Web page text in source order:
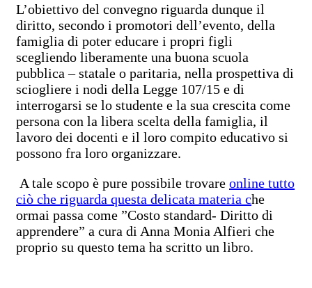
L’obiettivo del convegno riguarda dunque il
diritto, secondo i promotori dell’evento, della
famiglia di poter educare i propri figli
scegliendo liberamente una buona scuola
pubblica – statale o paritaria, nella prospettiva di
sciogliere i nodi della Legge 107/15 e di
interrogarsi se lo studente e la sua crescita come
persona con la libera scelta della famiglia, il
lavoro dei docenti e il loro compito educativo si
possono fra loro organizzare.
A tale scopo è pure possibile trovare online tutto
ciò che riguarda questa delicata materia che
ormai passa come ”Costo standard- Diritto di
apprendere” a cura di Anna Monia Alfieri che
proprio su questo tema ha scritto un libro.